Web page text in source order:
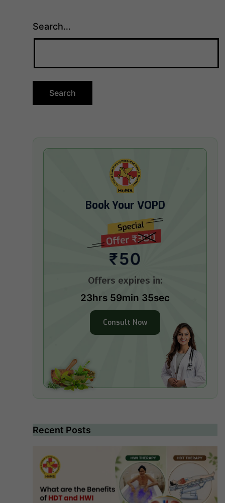
Search…
Book Your VOPD
₹50
Offers expires in:
23hrs 59min 35sec
Consult Now
Recent Posts